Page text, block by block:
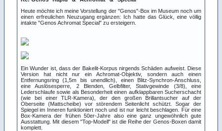
Heute möchte ich meine Vorstellung der "Genos"-Box im Museum noch um
einen erfreulichen Neuzugang ergänzen: Ich hatte das Glück, eine völlig
intakte "Genos Achromat Special" zu ersteigern.
Ein Wunder ist, dass der Bakelit-Korpus nirgends Schäden aufweist. Diese
Version hat nicht nur ein Achromat-Objektiv, sondern auch einen
Entfernungsring (1,5m bis unendlich), einen Blitz-Synchron-Anschluss,
eine Auslösesperre, 2 Blenden, Gelbfilter, Stativgewinde (3/8), eine
Lederschlaufe sowie als Besonderheit einen aufklappbaren Sucherschacht
(wie bei einer TLR-Kamera), der den großen Brillantsucher auf der
Oberseite (Mattscheibe) vor störendem Seitenlicht schützt. Sogar der
Spiegel im Inneren funktioniert noch und ist nur leicht beschlagen. Für eine
Box-Kamera der frühen 50er-Jahre also eine ganz ungewöhnlich gute
Ausstattung. Mit diesem "Top-Modell" ist die Reihe der Genos-Boxen damit
komplett.